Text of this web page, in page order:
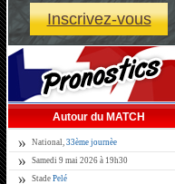
Inscrivez-vous
Autour du MATCH
National, 33ème journèe
Samedi 9 mai 2026 à 19h30
Stade Pelé